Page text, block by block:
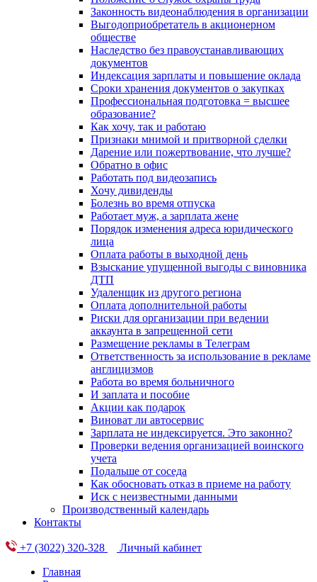
Законность видеонаблюдения в организации
Выгодоприобретатель в акционерном
обществе
Наследство без правоустанавливающих
документов
Индексация зарплаты и повышение оклада
Сроки хранения документов о закупках
Профессиональная подготовка = высшее
образование?
Как хочу, так и работаю
Признаки мнимой и притворной сделки
Дарение или пожертвование, что лучше?
Обратно в офис
Работать под видеозапись
Хочу дивиденды
Болезнь во время отпуска
Работает муж, а зарплата жене
Порядок изменения адреса юридического
лица
Оплата работы в выходной день
Взыскание упущенной выгоды с виновника
ДТП
Удаленщик из другого региона
Оплата дополнительной работы
Риски для организации при ведении
аккаунта в запрещенной сети
Размещение рекламы в Телеграм
Ответственность за использование в рекламе
англицизмов
Работа во время больничного
И заплата и пособие
Акции как подарок
Виноват ли автосервис
Зарплата не индексируется. Это законно?
Проверки ведения организацией воинского
учета
Подальше от соседа
Как обосновать отказ в приеме на работу
Иск с неизвестными данными
Производственный календарь
Контакты
+7 (3022) 320-328
Личный кабинет
Главная